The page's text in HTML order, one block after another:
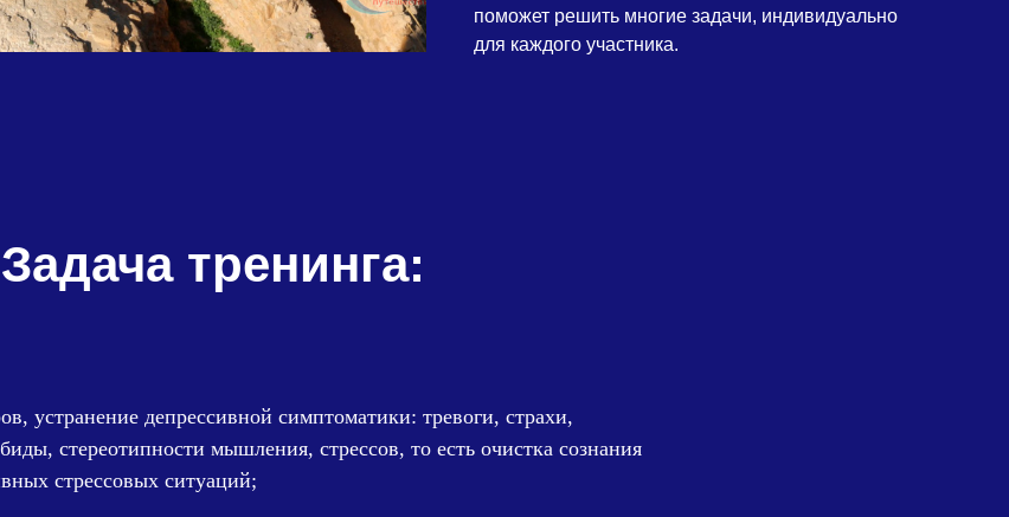
поможет решить многие задачи, индивидуально
для каждого участника.
Задача тренинга:
устранение депрессивной симптоматики: тревоги, страхи,
стереотипности мышления, стрессов, то есть очистка сознания
стрессовых ситуаций;